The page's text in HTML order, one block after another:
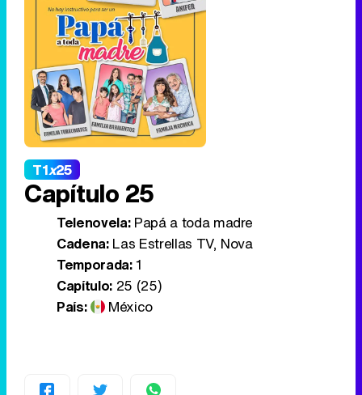
T1x25
Capítulo 25
Telenovela:Papá a toda madre
Cadena:Las Estrellas TV, Nova
Temporada:1
Capítulo:25 (25)
País:
México